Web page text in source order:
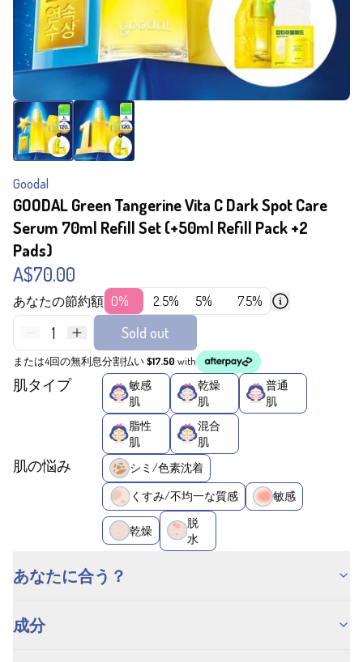
Goodal
GOODAL Green Tangerine Vita C Dark Spot Care
Serum 70ml Refill Set (+50ml Refill Pack +2
Pads)
A$70.00
あなたの節約額 0% 2.5% 5% 7.5%
1 Sold out
または4回の無利息分割払い$17.50 with
肌タイプ
敏感
肌
乾燥
肌
普通
肌
脂性
肌
混合
肌
肌の悩み シミ/色素沈着
くすみ/不均一な質感 敏感
乾燥
脱
水
あなたに合う？
成分